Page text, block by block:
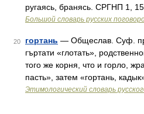
ругаясь, бранясь. СРГНП 1,
Большой словарь русских
20 гортань — Общеслав. Суф.
гъртати «глотать»,
того же корня, что и горло,
пасть», затем «гортань,
Этимологический словарь